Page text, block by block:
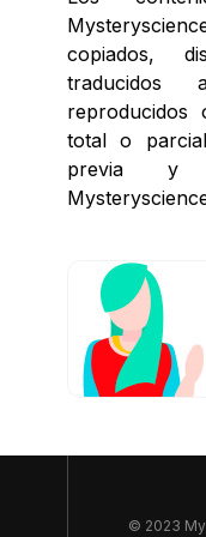
copiados,
traducidos
reproducidos
total o
previa y
© 2023